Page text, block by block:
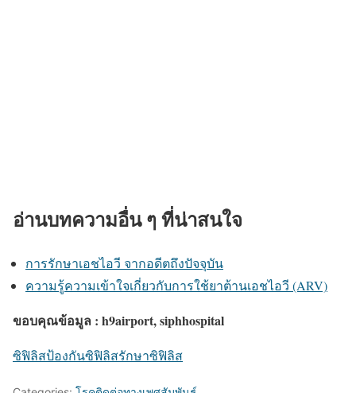
อ่านบทความอื่น ๆ ที่น่าสนใจ
การรักษาเอชไอวี จากอดีตถึงปัจจุบัน
ความรู้ความเข้าใจเกี่ยวกับการใช้ยาต้านเอชไอวี (ARV)
ขอบคุณข้อมูล : h9airport, siphhospital
ซิฟิลิสป้องกันซิฟิลิสรักษาซิฟิลิส